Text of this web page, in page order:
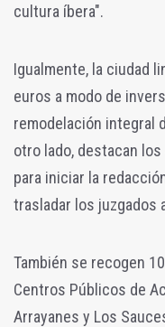
cultura íbera".
Igualmente, la ciudad
euros a modo de
remodelación integral
otro lado, destacan
para iniciar la
trasladar los juzgados
También se recogen
Centros Públicos de
Arrayanes y Los